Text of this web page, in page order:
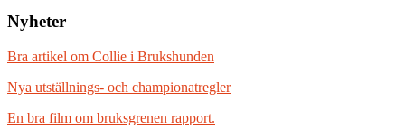
Nyheter
Bra artikel om Collie i Brukshunden
Nya utställnings- och championatregler
En bra film om bruksgrenen rapport.